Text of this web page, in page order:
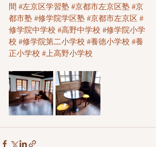
間 #左京区学習塾 #京都市左京区塾 #京
都市塾 #修学院学区塾 #京都市左京区 #
修学院中学校 #高野中学校 #修学院小学
校 #修学院第二小学校 #養徳小学校 #養
正小学校 #上高野小学校